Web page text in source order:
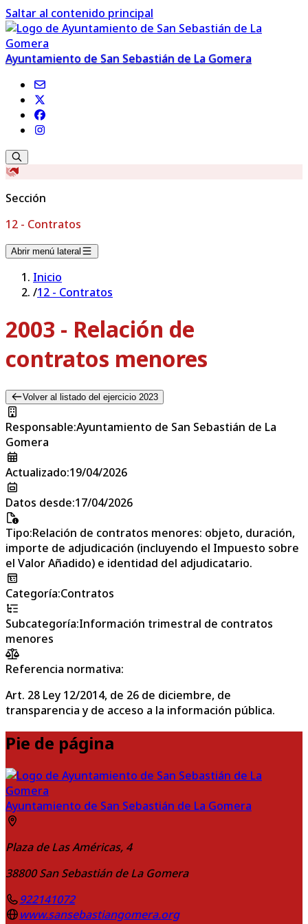
Saltar al contenido principal
Ayuntamiento de San Sebastián de La Gomera
Sección
12 - Contratos
Abrir menú lateral
Inicio
/12 - Contratos
2003 - Relación de
contratos menores
Volver al listado del ejercicio 2023
Responsable:Ayuntamiento de San Sebastián de La
Gomera
Actualizado:19/04/2026
Datos desde:17/04/2026
Tipo:Relación de contratos menores: objeto, duración,
importe de adjudicación (incluyendo el Impuesto sobre
el Valor Añadido) e identidad del adjudicatario.
Categoría:Contratos
Subcategoría:Información trimestral de contratos
menores
Referencia normativa:
Art. 28 Ley 12/2014, de 26 de diciembre, de
transparencia y de acceso a la información pública.
Pie de página
Ayuntamiento de San Sebastián de La Gomera
Plaza de Las Américas, 4
38800 San Sebastián de La Gomera
922141072
www.sansebastiangomera.org